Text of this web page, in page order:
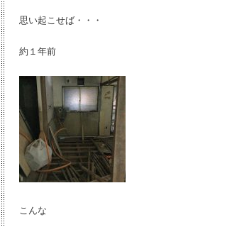
思い起こせば・・・
約１年前
こんな